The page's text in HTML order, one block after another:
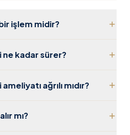
işlem midir?
ettiği için ilerleyen
ne kadar sürer?
ve hastalar genellikle aynı
ağrılı mıdır?
olabilir; basit ağrı
mı?